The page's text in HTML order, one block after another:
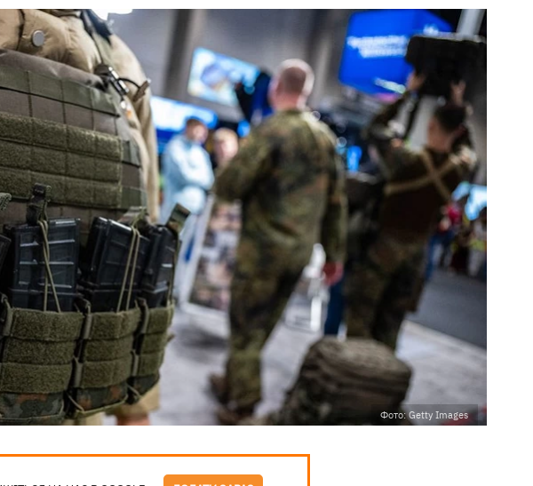
Фото: Getty Images